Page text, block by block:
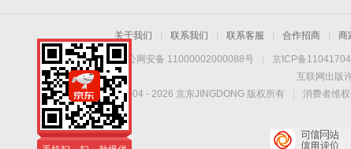
关于我们 联系我们 联系客服 合作招商 商
京公网安备 11000002000088号 京ICP备
互联网出版
Copyright © 2004 - 2026 京东JINGDONG 版权所有 消费者维
手机扫一扫，劲爆优
惠触手可得！